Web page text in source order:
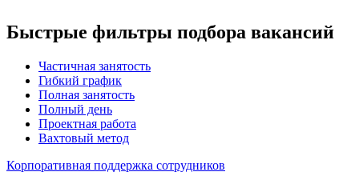
Быстрые фильтры подбора вакансий
Частичная занятость
Гибкий график
Полная занятость
Полный день
Проектная работа
Вахтовый метод
Корпоративная поддержка сотрудников